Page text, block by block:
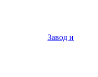
Завод и